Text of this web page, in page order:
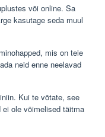
või online. Sa
kasutage seda muul
mis on teie
neid enne neelavad
Kui te võtate, see
ole võimelised täitma